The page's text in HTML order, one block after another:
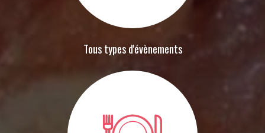
Tous types d'évènements